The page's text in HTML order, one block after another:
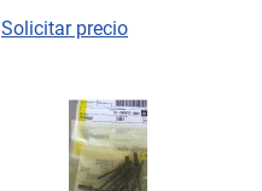
Solicitar precio